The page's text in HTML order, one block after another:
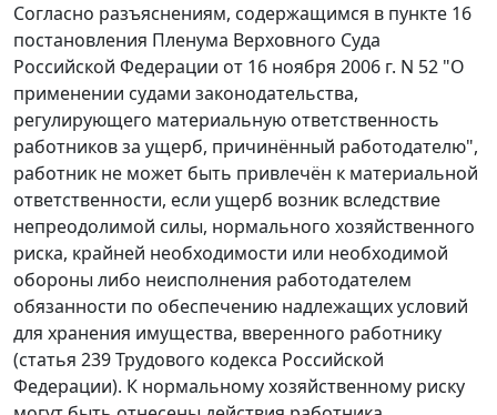
Согласно разъяснениям, содержащимся в пункте 16
постановления Пленума Верховного Суда
Российской Федерации от 16 ноября 2006 г. N 52 "О
применении судами законодательства,
регулирующего материальную ответственность
работников за ущерб, причинённый работодателю",
работник не может быть привлечён к материальной
ответственности, если ущерб возник вследствие
непреодолимой силы, нормального хозяйственного
риска, крайней необходимости или необходимой
обороны либо неисполнения работодателем
обязанности по обеспечению надлежащих условий
для хранения имущества, вверенного работнику
(статья 239 Трудового кодекса Российской
Федерации). К нормальному хозяйственному риску